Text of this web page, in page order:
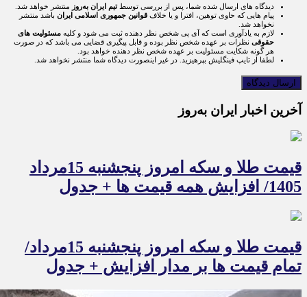
دیدگاه های ارسال شده شما، پس از بررسی توسطتیم ایران به‌روز منتشر خواهد شد.
پیام هایی که حاوی توهین، افترا و یا خلاف قوانین جمهوری اسلامی ایران باشد منتشر
نخواهد شد.
لازم به یادآوری است که آی پی شخص نظر دهنده ثبت می شود و کلیه مسئولیت های
حقوقی نظرات بر عهده شخص نظر بوده و قابل پیگیری قضایی می باشد که در صورت
هر گونه شکایت مسئولیت بر عهده شخص نظر دهنده خواهد بود.
لطفا از تایپ فینگلیش بپرهیزید. در غیر اینصورت دیدگاه شما منتشر نخواهد شد.
آخرین اخبار ایران به‌روز
قیمت طلا و سکه امروز پنجشنبه 15مرداد
1405/ افزایش همه قیمت ها + جدول
قیمت طلا و سکه امروز پنجشنبه 15مرداد/
تمام قیمت ها بر مدار افزایش + جدول